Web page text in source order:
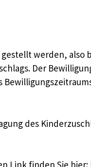
werden, also
Der
des